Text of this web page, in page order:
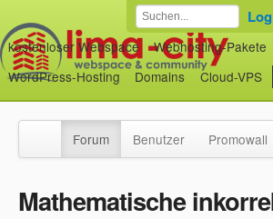
kostenloser Webspace
Webhosting-Pakete
WordPress-Hosting
Domains Cloud-VPS
Forum Benutzer Promowall
Mathematische